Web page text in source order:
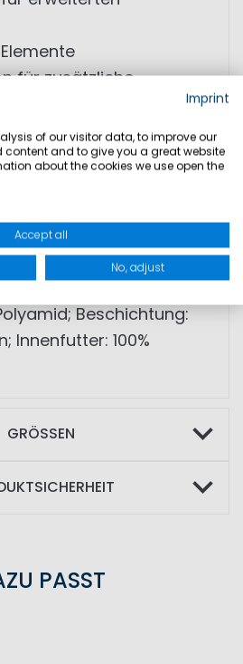
für zusätzliche
für hohe
nachträglich
und
Polyamid; Beschichtung:
Innenfutter: 100%
GRÖSSEN
PASST
Imprint
of our visitor data, to improve our
content and to give you a great website
about the cookies we use open the
Accept all
No, adjust